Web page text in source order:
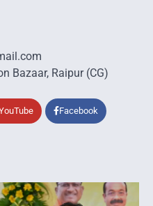
Bazaar, Raipur (CG)
Facebook